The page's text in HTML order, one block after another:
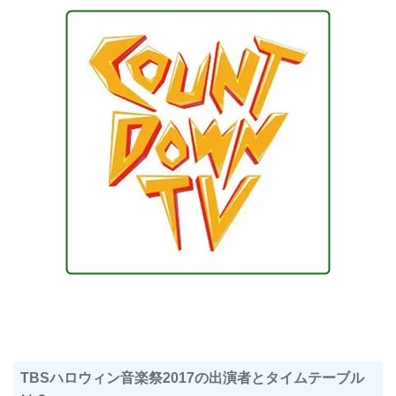
TBSハロウィン音楽祭2017の出演者とタイムテーブル